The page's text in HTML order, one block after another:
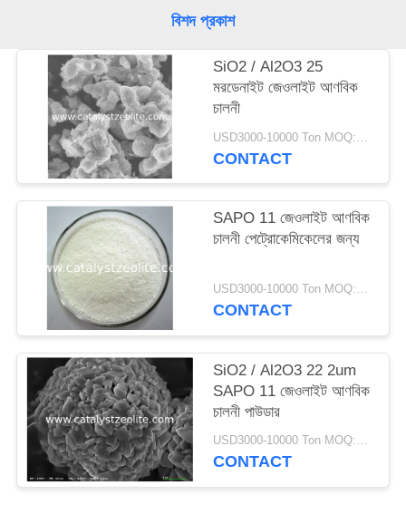
PRIVACY
POLICY
বিশদ প্রকাশ
SiO2 / Al2O3 25
মরডেনাইট জেওলাইট আণবিক
চালনী
USD3000-10000 Ton MOQ:1 কিলোগ্রাম
CONTACT
SAPO 11 জেওলাইট আণবিক
চালনী পেট্রোকেমিকেলের জন্য
USD3000-10000 Ton MOQ:1 কিলোগ্রাম
CONTACT
SiO2 / Al2O3 22 2um
SAPO 11 জেওলাইট আণবিক
চালনী পাউডার
USD3000-10000 Ton MOQ:1 কিলোগ্রাম
CONTACT